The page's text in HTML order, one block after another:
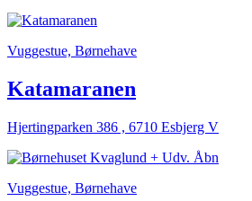
Vuggestue, Børnehave
Katamaranen
Hjertingparken 386 , 6710 Esbjerg V
Vuggestue, Børnehave